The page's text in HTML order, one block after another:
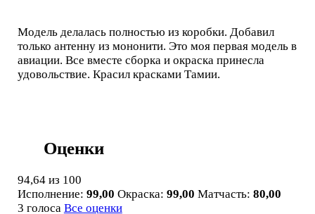
Модель делалась полностью из коробки. Добавил
только антенну из мононити. Это моя первая модель в
авиации. Все вместе сборка и окраска принесла
удовольствие. Красил красками Тамии.
Оценки
94,64 из 100
Исполнение: 99,00 Окраска: 99,00 Матчасть: 80,00
3 голоса Все оценки